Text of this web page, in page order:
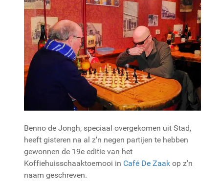
Benno de Jongh, speciaal overgekomen uit Stad,
heeft gisteren na al z'n negen partijen te hebben
gewonnen de 19e editie van het
Koffiehuisschaaktoernooi in Café De Zaak op z'n
naam geschreven.